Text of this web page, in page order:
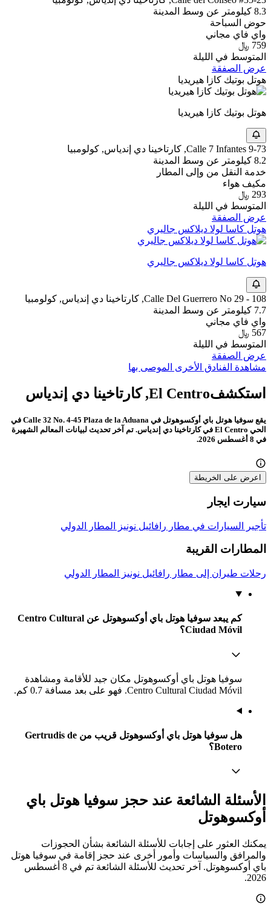
8.3 كيلومتر عن وسط المدينة
حوض السباحة
واي فاي مجاني
759 ﷼
المتوسط في الليلة
عرض الصفقة
هوتل بوتيك كازا هيريديا
هوتل بوتيك كازا هيريديا
9-73 Calle 7 Infantes, كارتاخينا دي إندياس, كولومبيا
8.2 كيلومتر عن وسط المدينة
خدمة النقل من وإلى المطار
مكيف هواء
293 ﷼
المتوسط في الليلة
عرض الصفقة
هوتل كاسا لولا ديلاكس جاليري
هوتل كاسا لولا ديلاكس جاليري
Calle Del Guerrero No 29 - 108, كارتاخينا دي إندياس, كولومبيا
7.7 كيلومتر عن وسط المدينة
واي فاي مجاني
567 ﷼
المتوسط في الليلة
عرض الصفقة
مشاهدة الفنادق الأخرى الموصى بها
استكشفEl Centro, كارتاخينا دي إندياس
يقع سوفيا هوتل باي أوكسوهوتل في Calle 32 No. 4-45 Plaza de la Aduana في
الحي El Centro في كارتاخينا دي إندياس. تم آخر تحديث لبيانات المعالم الشهيرة
في 8 أغسطس 2026.
اعرض على الخريطة
سيارت ايجار
تأجير السيارات في مطار رافائيل نونيز المطار الدولي
المطارات القريبة
رحلات طيران إلى مطار رافائيل نونيز المطار الدولي
كم يبعد سوفيا هوتل باي أوكسوهوتل عن Centro Cultural
Ciudad Móvil؟
سوفيا هوتل باي أوكسوهوتل مكان جيد للأقامة ومشاهدة
Centro Cultural Ciudad Móvil. فهو على بعد مسافة 0.7 كم.
هل سوفيا هوتل باي أوكسوهوتل قريب من Gertrudis de
Botero؟
الأسئلة الشائعة عند حجز سوفيا هوتل باي
أوكسوهوتل
يمكنك العثور على إجابات للأسئلة الشائعة بشأن الحجوزات
والمرافق والسياسات وأمور أخرى عند حجز إقامة في سوفيا هوتل
باي أوكسوهوتل. آخر تحديث للأسئلة الشائعة تم في 8 أغسطس
2026.